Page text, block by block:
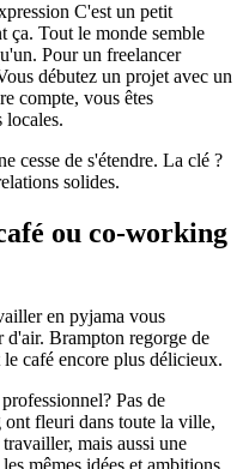
C'est un petit
ça. Tout le monde semble
Pour un freelancer
débutez un projet avec un
compte, vous êtes
locales.
cesse de s'étendre. La clé ?
solides.
ou co-working
en pyjama vous
d'air. Brampton regorge de
café encore plus délicieux.
Pas de
fleuri dans toute la ville,
mais aussi une
mêmes idées et ambitions.